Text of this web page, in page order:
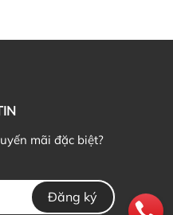
mãi đặc biệt?
Đăng ký